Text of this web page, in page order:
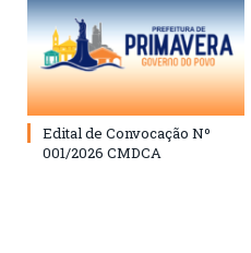
Edital de Convocação Nº
001/2026 CMDCA